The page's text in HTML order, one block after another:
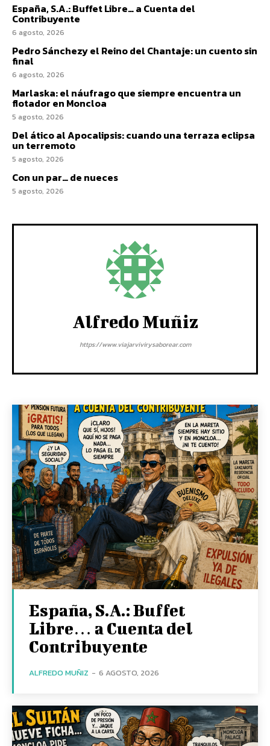
España, S.A.: Buffet Libre… a Cuenta del
Contribuyente
6 agosto, 2026
Pedro Sánchezy el Reino del Chantaje: un cuento sin
final
6 agosto, 2026
Marlaska: el náufrago que siempre encuentra un
flotador en Moncloa
5 agosto, 2026
Del ático al Apocalipsis: cuando una terraza eclipsa
un terremoto
5 agosto, 2026
Con un par… de nueces
5 agosto, 2026
Alfredo Muñiz
https://www.viajarvivirysaborear.com
España, S.A.: Buffet
Libre… a Cuenta del
Contribuyente
ALFREDO MUÑIZ - 6 AGOSTO, 2026